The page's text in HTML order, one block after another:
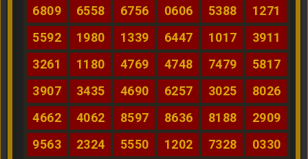
6809
6558 6756 0606 5388
1271
5592
1980 1339 6447 1017
3911
3261
1180 4769 4748 7479
5817
3907
3435 4690 6257 3025
8026
4662
4062 8597 8636 8188
2909
9563
2324 5550 1202 7328 0330